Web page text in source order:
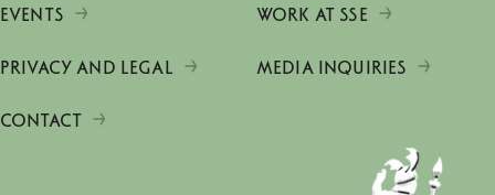
EVENTS WORK AT SSE
PRIVACY AND LEGAL MEDIA INQUIRIES
CONTACT